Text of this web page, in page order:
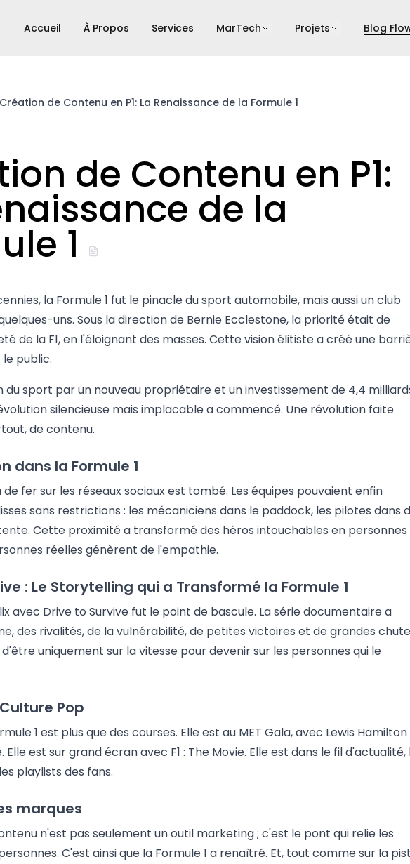
Accueil À Propos Services MarTech Projets Blog
Création de Contenu en P1: La Renaissance de la Formule 1
de Contenu en P1:
de la
1
la Formule 1 fut le pinacle du sport automobile, mais aussi un club
uns. Sous la direction de Bernie Ecclestone, la priorité était de
de la F1, en l'éloignant des masses. Cette vision élitiste a créé une
public.
du sport par un nouveau propriétaire et un investissement de 4,4
silencieuse mais implacable a commencé. Une révolution faite
de contenu.
dans la Formule 1
de fer sur les réseaux sociaux est tombé. Les équipes pouvaient enfin
sans restrictions : les mécaniciens dans le paddock, les pilotes dans
Cette proximité a transformé des héros intouchables en personnes
réelles génèrent de l'empathie.
: Le Storytelling qui a Transformé la Formule 1
avec Drive to Survive fut le point de bascule. La série documentaire a
des rivalités, de la vulnérabilité, de petites victoires et de grandes
uniquement sur la vitesse pour devenir sur les personnes qui le
Pop
1 est plus que des courses. Elle est au MET Gala, avec Lewis Hamilton
est sur grand écran avec F1 : The Movie. Elle est dans le fil d'actualité,
playlists des fans.
marques
n'est pas seulement un outil marketing ; c'est le pont qui relie les
C'est ainsi que la Formule 1 a renaîtré. Et, tout comme sur la